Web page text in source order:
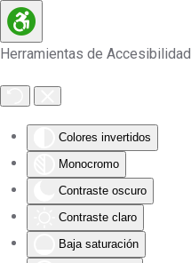
Herramientas de Accesibilidad
Colores invertidos
Monocromo
Contraste oscuro
Contraste claro
Baja saturación
Skip to main content